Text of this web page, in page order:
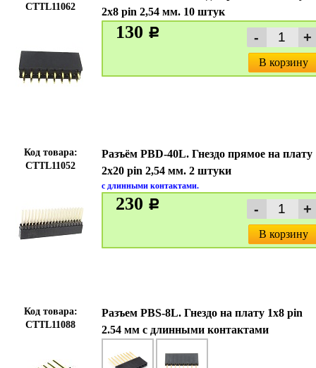
CTTL11062
2х8 pin 2,54 мм. 10 штук
130 c
В корзину
Код товара:
CTTL11052
Разъём PBD-40L. Гнездо прямое на плату
2х20 pin 2,54 мм. 2 штуки
с длинными контактами.
230 c
В корзину
Код товара:
CTTL11088
Разъем PBS-8L. Гнездо на плату 1х8 pin
2.54 мм с длинными контактами